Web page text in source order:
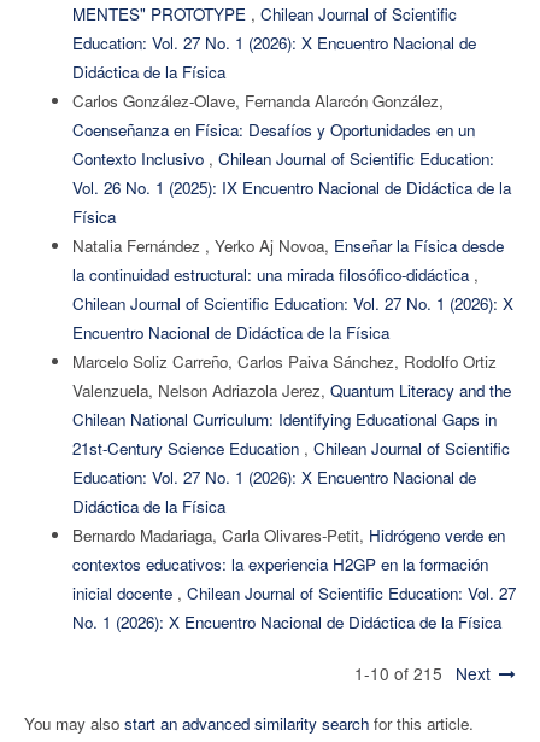
MENTES" PROTOTYPE , Chilean Journal of Scientific
Education: Vol. 27 No. 1 (2026): X Encuentro Nacional de
Didáctica de la Física
Carlos González-Olave, Fernanda Alarcón González,
Coenseñanza en Física: Desafíos y Oportunidades en un
Contexto Inclusivo , Chilean Journal of Scientific Education:
Vol. 26 No. 1 (2025): IX Encuentro Nacional de Didáctica de la
Física
Natalia Fernández , Yerko Aj Novoa, Enseñar la Física desde
la continuidad estructural: una mirada filosófico-didáctica ,
Chilean Journal of Scientific Education: Vol. 27 No. 1 (2026): X
Encuentro Nacional de Didáctica de la Física
Marcelo Soliz Carreño, Carlos Paiva Sánchez, Rodolfo Ortiz
Valenzuela, Nelson Adriazola Jerez, Quantum Literacy and the
Chilean National Curriculum: Identifying Educational Gaps in
21st-Century Science Education , Chilean Journal of Scientific
Education: Vol. 27 No. 1 (2026): X Encuentro Nacional de
Didáctica de la Física
Bernardo Madariaga, Carla Olivares-Petit, Hidrógeno verde en
contextos educativos: la experiencia H2GP en la formación
inicial docente , Chilean Journal of Scientific Education: Vol. 27
No. 1 (2026): X Encuentro Nacional de Didáctica de la Física
1-10 of 215 Next
You may also start an advanced similarity searchfor this article.